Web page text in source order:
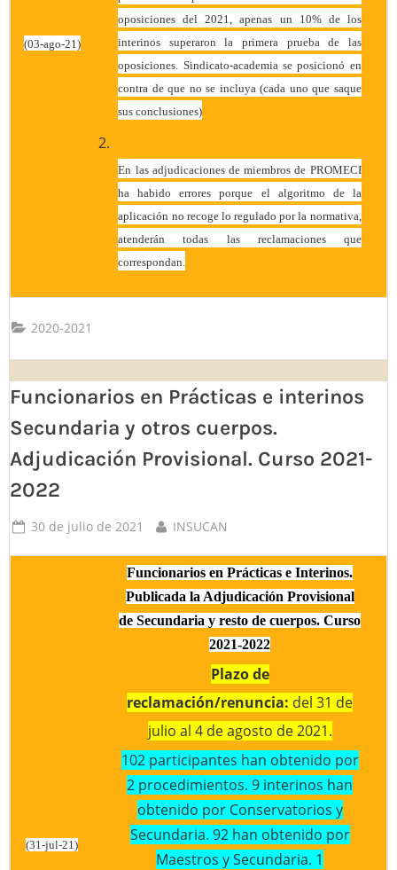
(03-ago-21)
oposiciones del 2021, apenas un 10% de los
interinos superaron la primera prueba de las
oposiciones. Sindicato-academia se posicionó en
contra de que no se incluya (cada uno que saque
sus conclusiones)
En las adjudicaciones de miembros de PROMECI
ha habido errores porque el algoritmo de la
aplicación no recoge lo regulado por la normativa,
atenderán todas las reclamaciones que
correspondan.
2020-2021
Funcionarios en Prácticas e interinos
Secundaria y otros cuerpos.
Adjudicación Provisional. Curso 2021-
2022
Posted
30 de julio de 2021 By
INSUCAN
(31-jul-21)
Funcionarios en Prácticas e Interinos.
Publicada la Adjudicación Provisional
de Secundaria y resto de cuerpos. Curso
2021-2022
Plazo de
reclamación/renuncia: del 31 de
julio al 4 de agosto de 2021.
102 participantes han obtenido por
2 procedimientos. 9 interinos han
obtenido por Conservatorios y
Secundaria. 92 han obtenido por
Maestros y Secundaria. 1